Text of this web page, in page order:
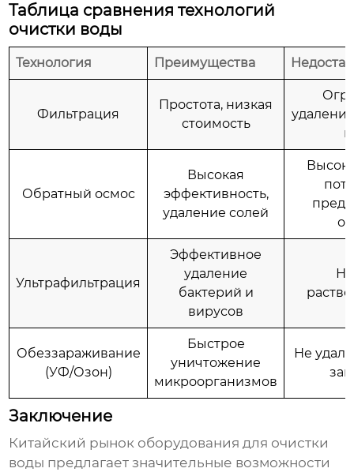
Таблица сравнения технологий
очистки воды
Технология Преимущества
Фильтрация
Простота, низкая
стоимость
Обратный осмос
Высокая
эффективность,
удаление солей
Ультрафильтрация
Эффективное
удаление
бактерий и
вирусов
Обеззараживание
(УФ/Озон)
Быстрое
уничтожение
микроорганизмов
Не
Заключение
Китайский рынок оборудования для очистки
воды предлагает значительные возможности